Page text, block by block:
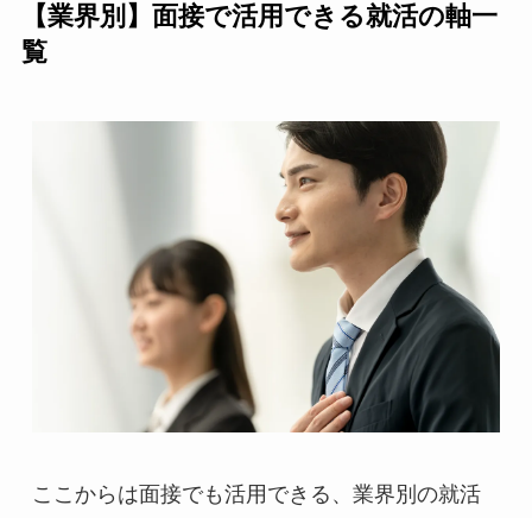
【業界別】面接で活用できる就活の軸一
覧
ここからは面接でも活用できる、業界別の就活